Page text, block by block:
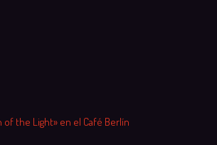
of the Light» en el Café Berlín